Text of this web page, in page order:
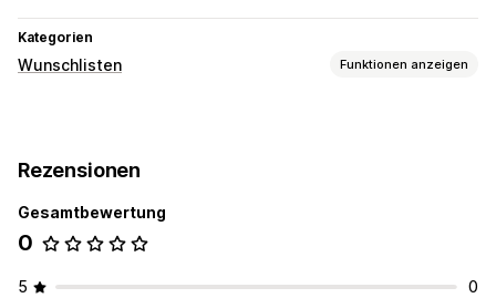
Kategorien
Wunschlisten Funktionen anzeigen
Teilen per E-Mail Social Sharing
In den Warenkorb
Anpassung
Rezensionen
Gesamtbewertung
0
5
0